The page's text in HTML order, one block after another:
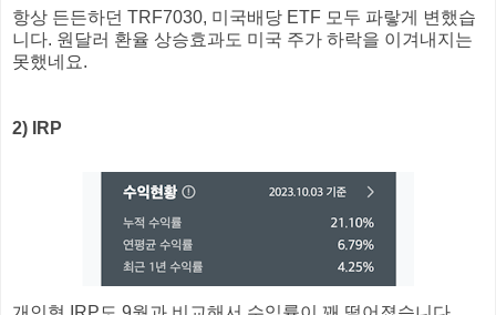
항상 든든하던 TRF7030, 미국배당 ETF 모두 파랗게 변했습
니다. 원달러 환율 상승효과도 미국 주가 하락을 이겨내지는
못했네요.
2) IRP